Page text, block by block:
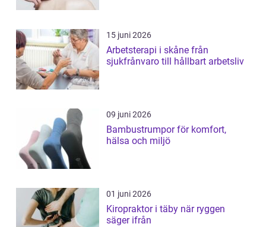
15 juni 2026
Arbetsterapi i skåne från
sjukfrånvaro till hållbart arbetsliv
09 juni 2026
Bambustrumpor för komfort,
hälsa och miljö
01 juni 2026
Kiropraktor i täby när ryggen
säger ifrån